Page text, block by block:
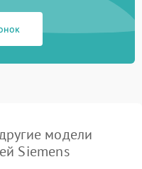
модели
Siemens